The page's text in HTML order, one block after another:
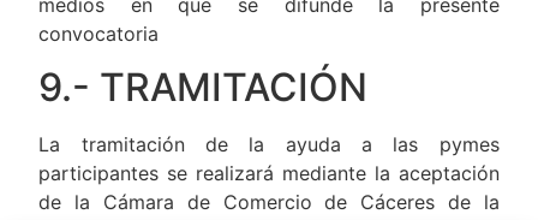
convocatoria
9.- TRAMITACIÓN
La tramitación de la ayuda a las pymes
participantes se realizará mediante la aceptación
de la Cámara de Comercio de Cáceres de la